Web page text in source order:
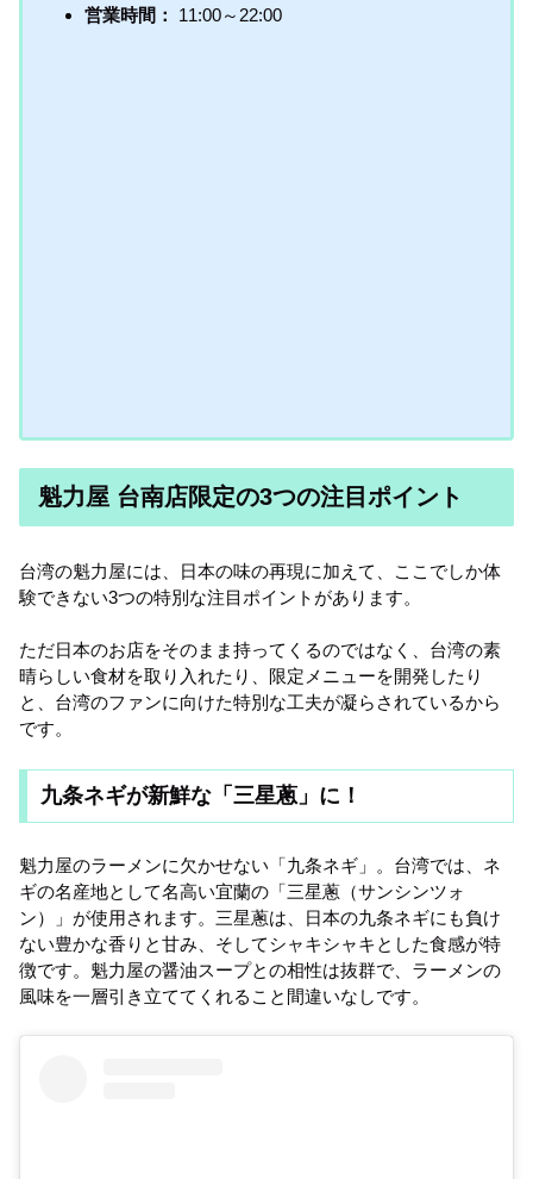
営業時間：
11:00～22:00
魁力屋 台南店限定の3つの注目ポイント
台湾の魁力屋には、日本の味の再現に加えて、ここでしか体
験できない3つの特別な注目ポイントがあります。
ただ日本のお店をそのまま持ってくるのではなく、台湾の素
晴らしい食材を取り入れたり、限定メニューを開発したり
と、台湾のファンに向けた特別な工夫が凝らされているから
です。
九条ネギが新鮮な「三星蔥」に！
魁力屋のラーメンに欠かせない「九条ネギ」。台湾では、ネ
ギの名産地として名高い宜蘭の「三星蔥（サンシンツォ
ン）」が使用されます。三星蔥は、日本の九条ネギにも負け
ない豊かな香りと甘み、そしてシャキシャキとした食感が特
徴です。魁力屋の醤油スープとの相性は抜群で、ラーメンの
風味を一層引き立ててくれること間違いなしです。